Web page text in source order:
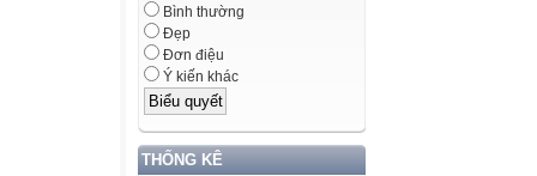
Bình thường
Đẹp
Đơn điệu
Ý kiến khác
THỐNG KÊ